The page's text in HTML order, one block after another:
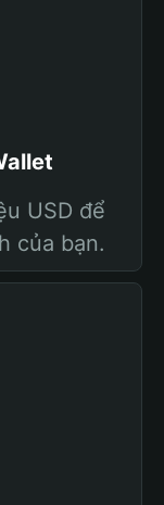
USD để
của bạn.